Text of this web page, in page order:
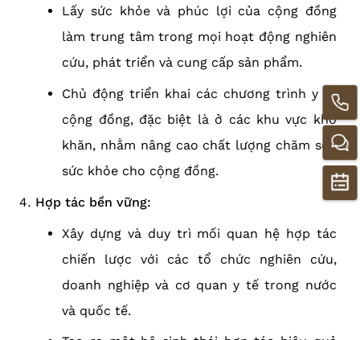
Lấy sức khỏe và phúc lợi của cộng đồng
làm trung tâm trong mọi hoạt động nghiên
cứu, phát triển và cung cấp sản phẩm.
Chủ động triển khai các chương trình y tế
cộng đồng, đặc biệt là ở các khu vực khó
khăn, nhằm nâng cao chất lượng chăm sóc
sức khỏe cho cộng đồng.
Hợp tác bền vững:
Xây dựng và duy trì mối quan hệ hợp tác
chiến lược với các tổ chức nghiên cứu,
doanh nghiệp và cơ quan y tế trong nước
và quốc tế.